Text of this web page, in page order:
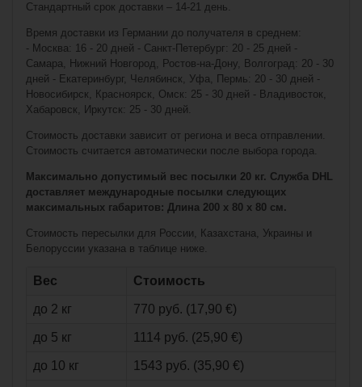
€14,90*
Гетры хоккейные
NHL Chicago
Blackhawks
Гетры хоккейные
€12,90*
Сумка Sher-Wood
Tote Bag - 60 x 34
x 30 cm
Клюшка Warrior
Covert QR3 Grip
(взрослый)
Стандартный срок доставки – 14-21 день.
Время доставки из Германии до получателя в среднем:
- Москва: 16 - 20 дней - Санкт-Петербург: 20 - 25 дней -
Самара, Нижний Новгород, Ростов-на-Дону, Волгоград: 20 - 30
дней - Екатеринбург, Челябинск, Уфа, Пермь: 20 - 30 дней -
Новосибирск, Красноярск, Омск: 25 - 30 дней - Владивосток,
Хабаровск, Иркутск: 25 - 30 дней.
Стоимость доставки зависит от региона и веса отправлении.
Стоимость считается автоматически после выбора города.
Максимально допустимый вес посылки 20 кг. Служба DHL
доставляет международные посылки следующих
максимальных габаритов: Длина 200 x 80 x 80 см.
Стоимость пересылки для России, Казахстана, Украины и
Белоруссии указана в таблице ниже.
Вес Стоимость
до 2 кг 770 руб. (17,90 €)
до 5 кг 1114 руб. (25,90 €)
до 10 кг 1543 руб. (35,90 €)